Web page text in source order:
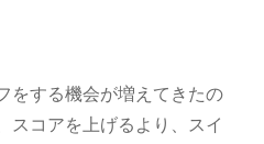
をする機会が増えてきたの
スコアを上げるより、スイ